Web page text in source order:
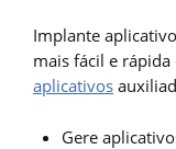
Implante
mais fácil e rápida
aplicativos
Gere